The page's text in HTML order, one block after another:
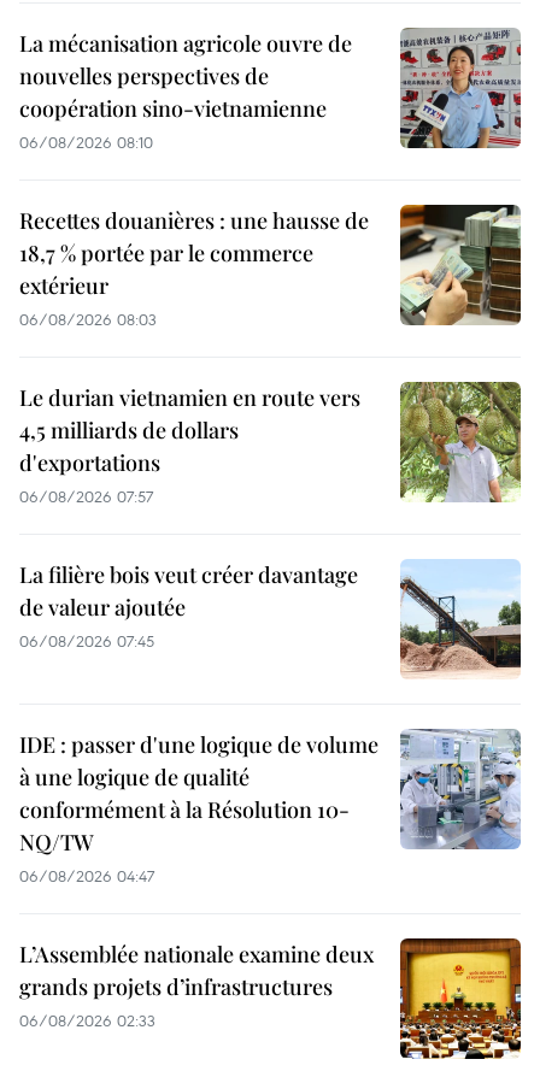
La mécanisation agricole ouvre de
nouvelles perspectives de
coopération sino-vietnamienne
06/08/2026 08:10
Recettes douanières : une hausse de
18,7 % portée par le commerce
extérieur
06/08/2026 08:03
Le durian vietnamien en route vers
4,5 milliards de dollars
d'exportations
06/08/2026 07:57
La filière bois veut créer davantage
de valeur ajoutée
06/08/2026 07:45
IDE : passer d'une logique de volume
à une logique de qualité
conformément à la Résolution 10-
NQ/TW
06/08/2026 04:47
L’Assemblée nationale examine deux
grands projets d’infrastructures
06/08/2026 02:33